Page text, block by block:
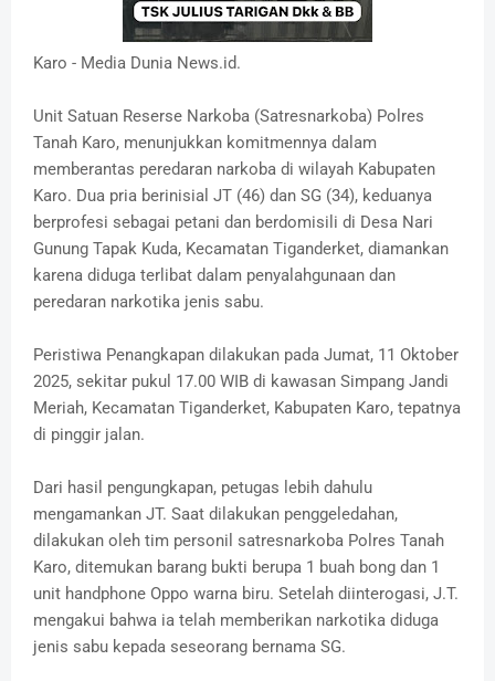
Karo - Media Dunia News.id.
Unit Satuan Reserse Narkoba (Satresnarkoba) Polres
Tanah Karo, menunjukkan komitmennya dalam
memberantas peredaran narkoba di wilayah Kabupaten
Karo. Dua pria berinisial JT (46) dan SG (34), keduanya
berprofesi sebagai petani dan berdomisili di Desa Nari
Gunung Tapak Kuda, Kecamatan Tiganderket, diamankan
karena diduga terlibat dalam penyalahgunaan dan
peredaran narkotika jenis sabu.
Peristiwa Penangkapan dilakukan pada Jumat, 11 Oktober
2025, sekitar pukul 17.00 WIB di kawasan Simpang Jandi
Meriah, Kecamatan Tiganderket, Kabupaten Karo, tepatnya
di pinggir jalan.
Dari hasil pengungkapan, petugas lebih dahulu
mengamankan JT. Saat dilakukan penggeledahan,
dilakukan oleh tim personil satresnarkoba Polres Tanah
Karo, ditemukan barang bukti berupa 1 buah bong dan 1
unit handphone Oppo warna biru. Setelah diinterogasi, J.T.
mengakui bahwa ia telah memberikan narkotika diduga
jenis sabu kepada seseorang bernama SG.